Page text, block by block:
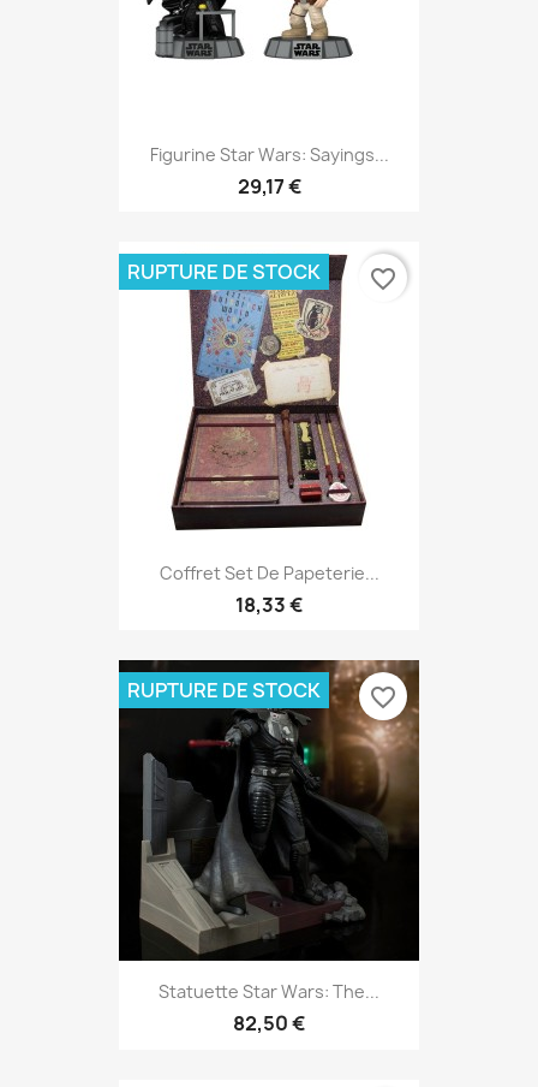
Figurine Star Wars: Sayings...
29,17 €
Coffret Set De Papeterie...
18,33 €
RUPTURE DE STOCK favorite_border
Statuette Star Wars: The...
82,50 €
RUPTURE DE STOCK favorite_border